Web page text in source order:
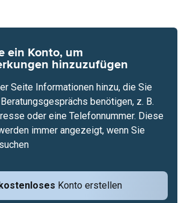
ein Konto, um
hinzuzufügen
Konto erstellen
Seite Informationen hinzu, die Sie
benötigen, z. B.
oder eine Telefonnummer. Diese
immer angezeigt, wenn Sie